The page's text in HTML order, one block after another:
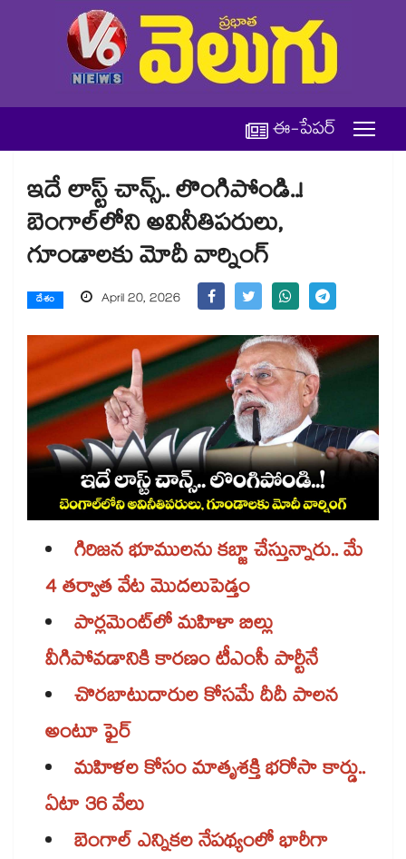
ఈ-పేపర్
ఇదే లాస్ట్ చాన్స్.. లొంగిపోండి..!
బెంగాల్‌‌‌‌‌‌‌‌‌‌‌‌‌‌‌‌లోని అవినీతిపరులు,
గూండాలకు మోదీ వార్నింగ్
దేశం April 20, 2026
గిరిజన భూములను కబ్జా చేస్తున్నారు.. మే
4 తర్వాత వేట మొదలుపెడ్తం
పార్లమెంట్‌‌‌‌‌‌‌‌‌‌‌‌‌‌‌‌లో మహిళా బిల్లు
వీగిపోవడానికి కారణం టీఎంసీ పార్టీనే
చొరబాటుదారుల కోసమే దీదీ పాలన
అంటూ ఫైర్​
మహిళల కోసం మాతృశక్తి భరోసా కార్డు..
ఏటా 36 వేలు
బెంగాల్‌‌‌‌‌‌‌‌‌‌‌‌‌‌‌‌ ఎన్నికల నేపథ్యంలో భారీగా